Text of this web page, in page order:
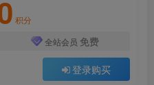
积分
全站会员 免费
登录购买